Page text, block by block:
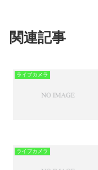
関連記事
ライブカメラ
ライブカメラ